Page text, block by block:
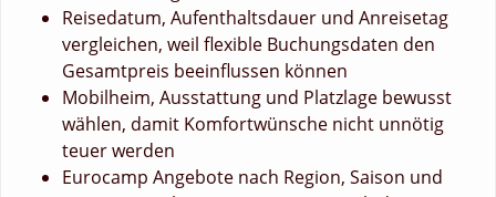
Reisedatum, Aufenthaltsdauer und Anreisetag
vergleichen, weil flexible Buchungsdaten den
Gesamtpreis beeinflussen können
Mobilheim, Ausstattung und Platzlage bewusst
wählen, damit Komfortwünsche nicht unnötig
teuer werden
Eurocamp Angebote nach Region, Saison und